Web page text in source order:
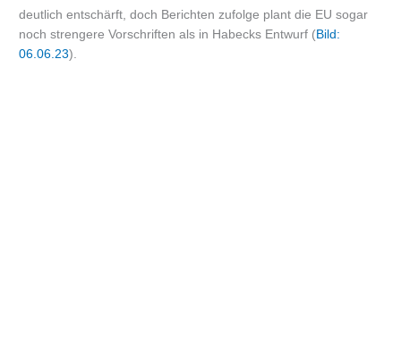
deutlich entschärft, doch Berichten zufolge plant die EU sogar
noch strengere Vorschriften als in Habecks Entwurf (Bild:
06.06.23).